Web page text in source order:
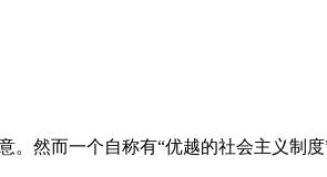
然而一个自称有“优越的社会主义制